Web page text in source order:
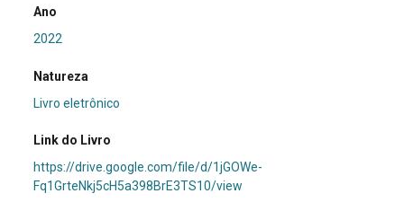
Ano
2022
Natureza
Livro eletrônico
Link do Livro
https://drive.google.com/file/d/1jGOWe-
Fq1GrteNkj5cH5a398BrE3TS10/view